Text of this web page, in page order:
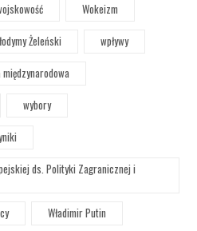
Wokeizm
Żeleński
wpływy
międzynarodowa
wybory
ds. Polityki Zagranicznej i
Władimir Putin